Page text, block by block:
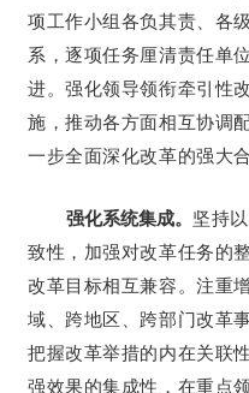
项工作小组各负其责、各
系，逐项任务厘清责任单
进。强化领导领衔牵引性
施，推动各方面相互协调
一步全面深化改革的强大合
强化系统集成。 坚持
致性，加强对改革任务的
改革目标相互兼容。注重
域、跨地区、跨部门改革
把握改革举措的内在关联
强效果的集成性，在重点